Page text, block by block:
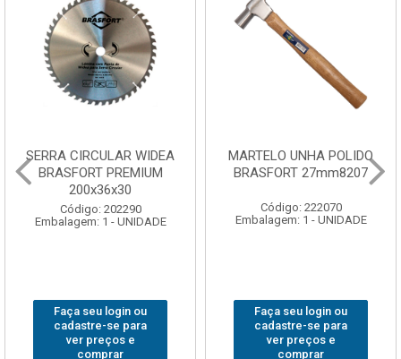
SERRA CIRCULAR WIDEA
BRASFORT PREMIUM
200x36x30
Código: 202290
Embalagem: 1 - UNIDADE
Faça seu login ou
cadastre-se para
ver preços e
comprar
MARTELO UNHA POLIDO
BRASFORT 27mm8207
Código: 222070
Embalagem: 1 - UNIDADE
Faça seu login ou
cadastre-se para
ver preços e
comprar